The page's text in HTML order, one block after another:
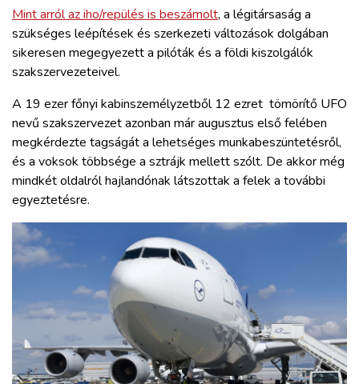
WEBSHOP
REGISZTRÁCIÓ
Mint arról az iho/repülés is beszámolt, a légitársaság a
szükséges leépítések és szerkezeti változások dolgában
sikeresen megegyezett a pilóták és a földi kiszolgálók
szakszervezeteivel.
A 19 ezer főnyi kabinszemélyzetből 12 ezret tömörítő UFO
nevű szakszervezet azonban már augusztus első felében
megkérdezte tagságát a lehetséges munkabeszüntetésről,
és a voksok többsége a sztrájk mellett szólt. De akkor még
mindkét oldalról hajlandónak látszottak a felek a további
egyeztetésre.